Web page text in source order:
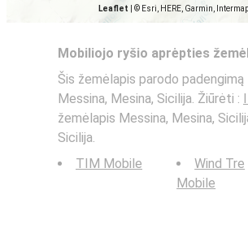
Leaflet © Esri, HERE, Garmin,
Mobiliojo ryšio aprėpties
Šis žemėlapis parodo padengimą
Messina, Mesina, Sicilija. Žiūrėti :
žemėlapis Messina, Mesina,
Sicilija.
TIM Mobile
Wind Tre
Mobile